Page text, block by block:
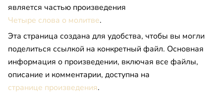
является частью произведения
Четыре слова о молитве.
Эта страница создана для удобства, чтобы вы могли
поделиться ссылкой на конкретный файл. Основная
информация о произведении, включая все файлы,
описание и комментарии, доступна на
странице произведения.